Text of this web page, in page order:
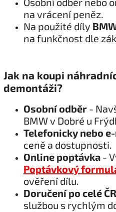
na vrácení peněz.
Na použité díly
na funkčnost dle
Jak na koupi
demontáži?
Osobní odběr -
BMW v Dobré u
Telefonicky nebo
ceně a dostupnosti.
Online poptávka -
Poptávkový
ověření dílu.
Doručení po celé ČR
službou s rychlým